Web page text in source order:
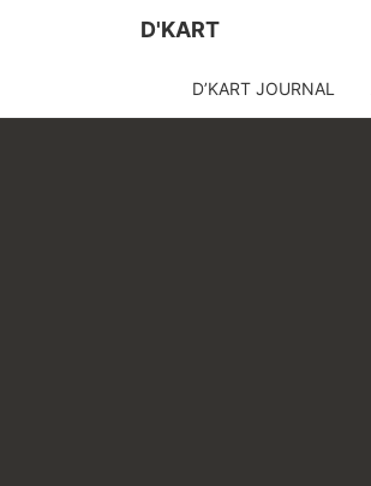
D'KART
D’KART JOURNAL